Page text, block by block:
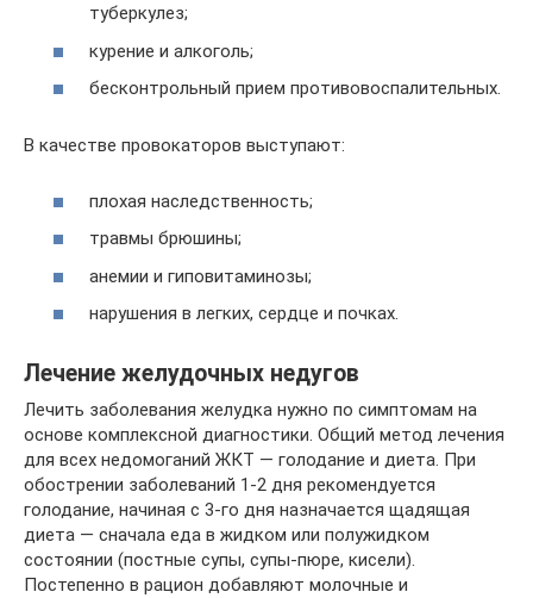
туберкулез;
курение и алкоголь;
бесконтрольный прием противовоспалительных.
В качестве провокаторов выступают:
плохая наследственность;
травмы брюшины;
анемии и гиповитаминозы;
нарушения в легких, сердце и почках.
Лечение желудочных недугов
Лечить заболевания желудка нужно по симптомам на
основе комплексной диагностики. Общий метод лечения
для всех недомоганий ЖКТ — голодание и диета. При
обострении заболеваний 1-2 дня рекомендуется
голодание, начиная с 3-го дня назначается щадящая
диета — сначала еда в жидком или полужидком
состоянии (постные супы, супы-пюре, кисели).
Постепенно в рацион добавляют молочные и